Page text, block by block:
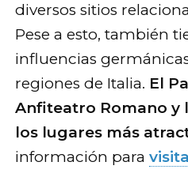
diversos sitios
Pese a esto, también
influencias
regiones de Italia. El
Anfiteatro Romano y
los lugares más
información para